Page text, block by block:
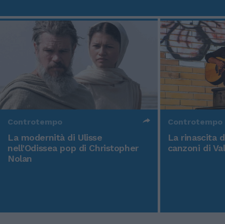
Controtempo
La modernità di Ulisse
nell'Odissea pop di Christopher
Nolan
Controtempo
La rinascita
canzoni di